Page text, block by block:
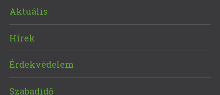
Aktuális
Hírek
Érdekvédelem
Szabadidő